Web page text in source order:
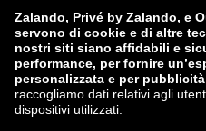
Zalando
ABOUT YOU